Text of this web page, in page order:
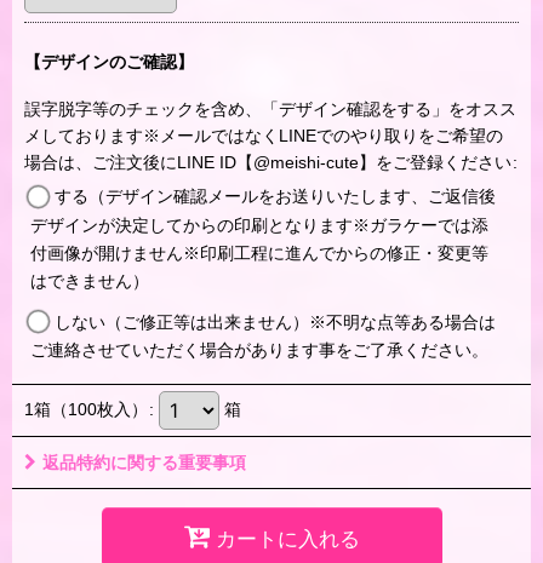
【デザインのご確認】
誤字脱字等のチェックを含め、「デザイン確認をする」をオスス
メしております※メールではなくLINEでのやり取りをご希望の
場合は、ご注文後にLINE ID【@meishi-cute】をご登録ください:
する（デザイン確認メールをお送りいたします、ご返信後
デザインが決定してからの印刷となります※ガラケーでは添
付画像が開けません※印刷工程に進んでからの修正・変更等
はできません）
しない（ご修正等は出来ません）※不明な点等ある場合は
ご連絡させていただく場合があります事をご了承ください。
1箱（100枚入） : 箱
返品特約に関する重要事項
カートに入れる